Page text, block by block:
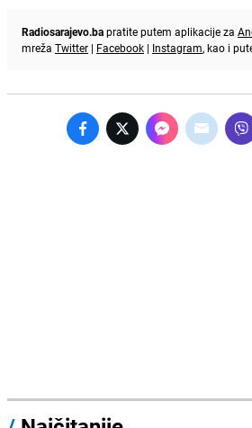
Radiosarajevo.bapratite putem aplikacije za
mreža Twitter | Facebook | Instagram, kao i